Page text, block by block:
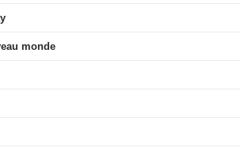
monde